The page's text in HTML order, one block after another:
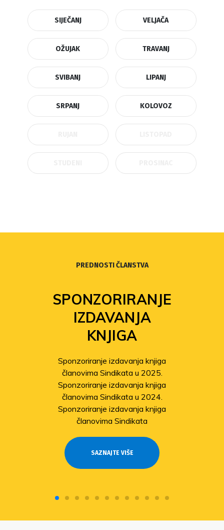
SIJEČANJ VELJAČA
OŽUJAK TRAVANJ
SVIBANJ LIPANJ
SRPANJ KOLOVOZ
PREDNOSTI ČLANSTVA
SPONZORIRANJE
IZDAVANJA
KNJIGA
Sponzoriranje izdavanja knjiga
članovima Sindikata u 2025.
Sponzoriranje izdavanja knjiga
članovima Sindikata u 2024.
Sponzoriranje izdavanja knjiga
članovima Sindikata
SAZNAJTE VIŠE